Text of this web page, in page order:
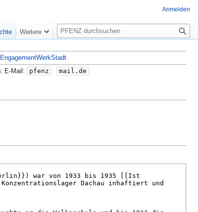
EngagementWerkStadt
E-Mail:
pfenz mail.de
Anmelden
Weitere
S
u
c
h
e